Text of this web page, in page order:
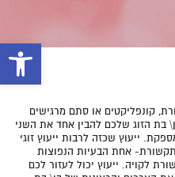
קונפליקטים או סתם מרגישים
בת הזוג שלכם להבין אחד את השני
ייעוץ שכזה לרבות ייעוץ זוגי
אחת הבעיות הנפוצות
לקויה. ייעוץ יכול לעזור לכם